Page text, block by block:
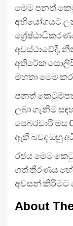
මෙම පනත්
අභියෝගයට
අවස්ථාවේදී,
අතිරේක
මහතා මෙම
පනත්
ලබා ගැනීම
පෙබරවාරි මස
ඇති බවද ඔහු
රජය මෙම
ගත් තීරණය
අවසන් කිරීමට
About